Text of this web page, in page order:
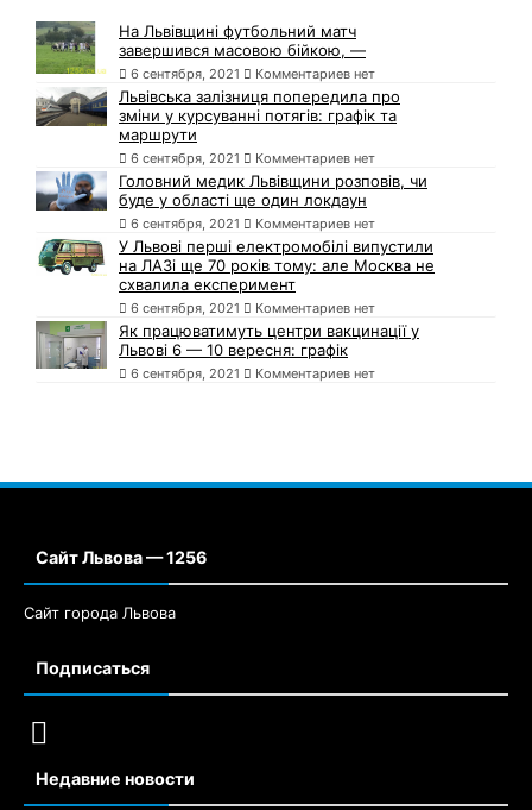
На Львівщині футбольний матч
завершився масовою бійкою, —
6 сентября, 2021 Комментариев нет
Львівська залізниця попередила про
зміни у курсуванні потягів: графік та
маршрути
6 сентября, 2021 Комментариев нет
Головний медик Львівщини розповів, чи
буде у області ще один локдаун
6 сентября, 2021 Комментариев нет
У Львові перші електромобілі випустили
на ЛАЗі ще 70 років тому: але Москва не
схвалила експеримент
6 сентября, 2021 Комментариев нет
Як працюватимуть центри вакцинації у
Львові 6 — 10 вересня: графік
6 сентября, 2021 Комментариев нет
Сайт Львова — 1256
Сайт города Львова
Подписаться
Недавние новости